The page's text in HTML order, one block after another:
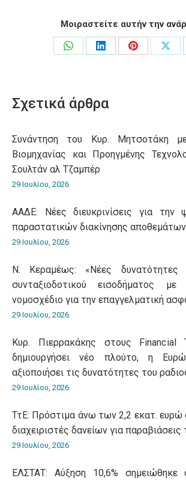
Μοιραστείτε αυτήν την
Share
Share
Share
Σχετικά άρθρα
Συνάντηση του Κυρ. Μητσοτάκη
Βιομηχανίας και Προηγμένης
Σουλτάν αλ Τζαμπέρ
29 Ιουλίου, 2026
ΑΑΔΕ: Νέες διευκρινίσεις για την
παραστατικών διακίνησης αποθεμάτων
29 Ιουλίου, 2026
Ν. Κεραμέως: «Νέες δυνατότητες
συνταξιοδοτικού εισοδήματος
νομοσχέδιο για την επαγγελματική
29 Ιουλίου, 2026
Κυρ. Πιερρακάκης στους Financial
δημιουργήσει νέο πλούτο, η
αξιοποιήσει τις δυνατότητες του
29 Ιουλίου, 2026
ΤτΕ: Πρόστιμα άνω των 2,2 εκατ. ευρώ
διαχειριστές δανείων για παραβιάσεις
29 Ιουλίου, 2026
ΕΛΣΤΑΤ: Αύξηση 10,6%